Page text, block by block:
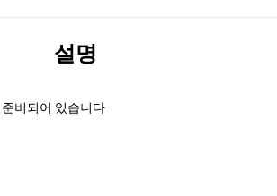
설명
비되어 있습니다